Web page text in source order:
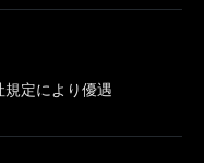
定により優遇